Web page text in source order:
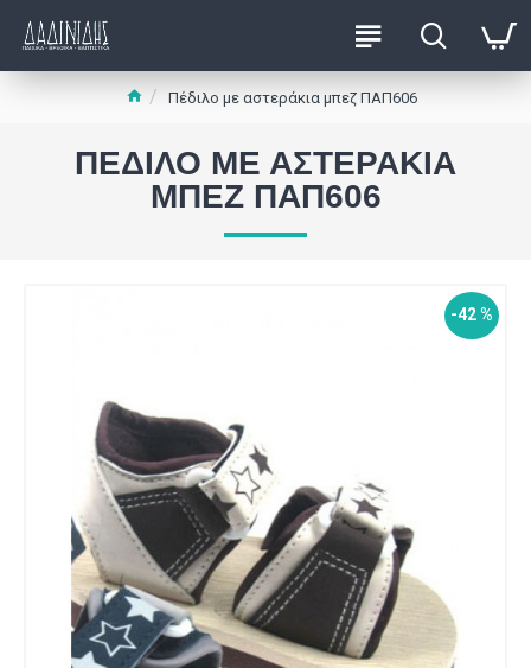
Πέδιλο με αστεράκια μπεζ ΠΑΠ606
ΠΈΔΙΛΟ ΜΕ ΑΣΤΕΡΆΚΙΑ
ΜΠΕΖ ΠΑΠ606
-42 %